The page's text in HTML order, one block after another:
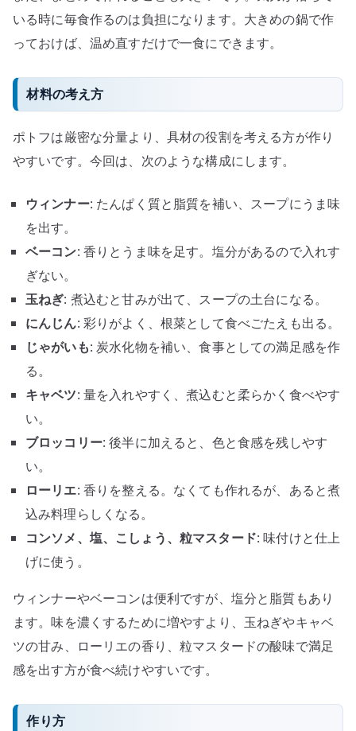
いる時に毎食作るのは負担になります。大きめの鍋で作
っておけば、温め直すだけで一食にできます。
材料の考え方
ポトフは厳密な分量より、具材の役割を考える方が作り
やすいです。今回は、次のような構成にします。
ウィンナー: たんぱく質と脂質を補い、スープにうま味
を出す。
ベーコン: 香りとうま味を足す。塩分があるので入れす
ぎない。
玉ねぎ: 煮込むと甘みが出て、スープの土台になる。
にんじん: 彩りがよく、根菜として食べごたえも出る。
じゃがいも: 炭水化物を補い、食事としての満足感を作
る。
キャベツ: 量を入れやすく、煮込むと柔らかく食べやす
い。
ブロッコリー: 後半に加えると、色と食感を残しやす
い。
ローリエ: 香りを整える。なくても作れるが、あると煮
込み料理らしくなる。
コンソメ、塩、こしょう、粒マスタード: 味付けと仕上
げに使う。
ウィンナーやベーコンは便利ですが、塩分と脂質もあり
ます。味を濃くするために増やすより、玉ねぎやキャベ
ツの甘み、ローリエの香り、粒マスタードの酸味で満足
感を出す方が食べ続けやすいです。
作り方